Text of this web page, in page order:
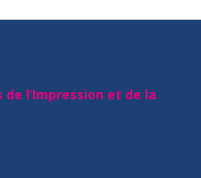
l’Impression et de la